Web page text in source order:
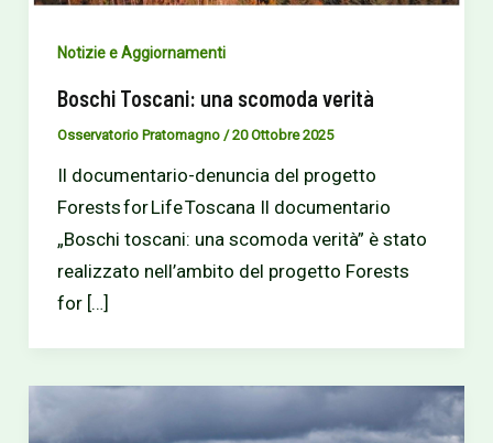
Notizie e Aggiornamenti
Boschi Toscani: una scomoda verità
Osservatorio Pratomagno /20 Ottobre 2025
Il documentario-denuncia del progetto
Forests for Life Toscana Il documentario
„Boschi toscani: una scomoda verità” è stato
realizzato nell’ambito del progetto Forests
for […]